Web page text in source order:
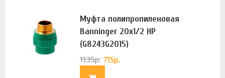
Муфта полипропиленовая
Banninger 20х1/2 НР
(G8243G2015)
1135р. 715р.